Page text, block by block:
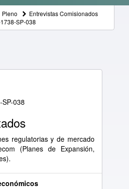
Pleno
Entrevistas Comisionados
SP-038
038
regulatorias y de mercado
(Planes de Expansión,